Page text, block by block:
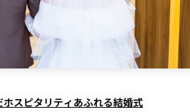
スピタリティあふれる結婚式